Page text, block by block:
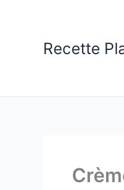
Recette